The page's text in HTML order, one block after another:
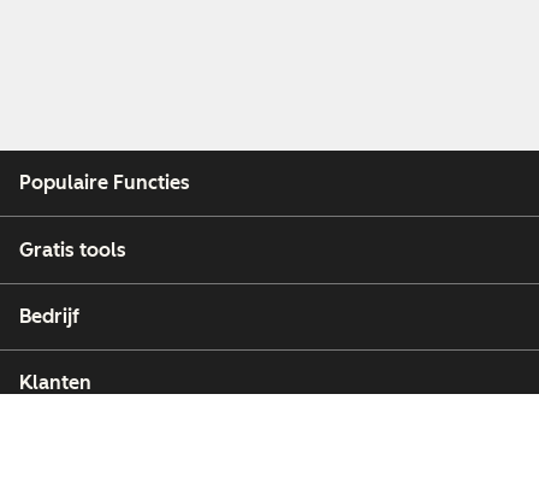
Populaire Functies
Gratis tools
Bedrijf
Klanten